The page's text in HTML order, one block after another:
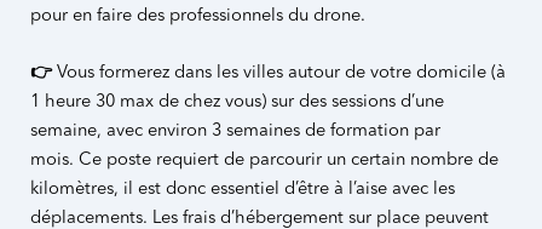
pour en faire des professionnels du drone.
👉Vous formerez dans les villes autour de votre domicile (à
1 heure 30 max de chez vous) sur des sessions d’une
semaine, avec environ 3 semaines de formation par
mois. Ce poste requiert de parcourir un certain nombre de
kilomètres, il est donc essentiel d’être à l’aise avec les
déplacements. Les frais d’hébergement sur place peuvent